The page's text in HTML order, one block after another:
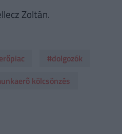
Zoltán.
#dolgozók
kölcsönzés